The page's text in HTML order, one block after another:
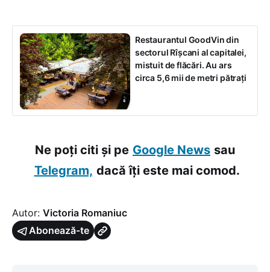
Restaurantul GoodVin din
sectorul Rîșcani al capitalei,
mistuit de flăcări. Au ars
circa 5,6 mii de metri pătrați
Ne poți citi și pe Google News sau
Telegram, dacă îți este mai comod.
Autor: Victoria Romaniuc
Abonează-te